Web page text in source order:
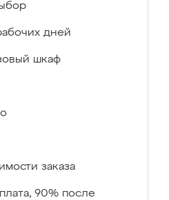
дней
шкаф
заказа
90% после